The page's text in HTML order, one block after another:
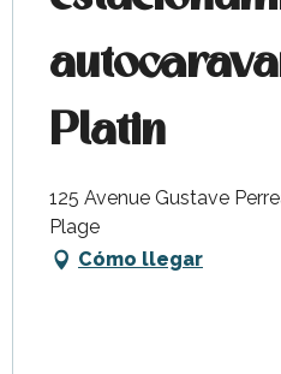
Platin
125 Avenue Gustave
Plage
Cómo llegar